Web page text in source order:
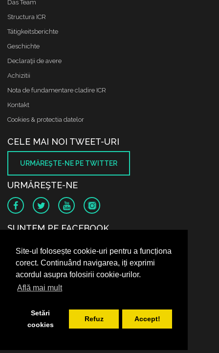
Site-ul folosește cookie-uri pentru a funcționa
corect. Continuând navigarea, iți exprimi
acordul asupra folosirii cookie-urilor.
Află mai mult
Setări
cookies
Refuz Accept!
Das Team
Structura ICR
Tätigkeitsberichte
Geschichte
Declaraţii de avere
Achizitii
Nota de fundamentare cladire ICR
Kontakt
Cookies & protectia datelor
CELE MAI NOI TWEET-URI
URMĂREŞTE-NE PE TWITTER
URMĂREŞTE-NE
SUNTEM PE FACEBOOK